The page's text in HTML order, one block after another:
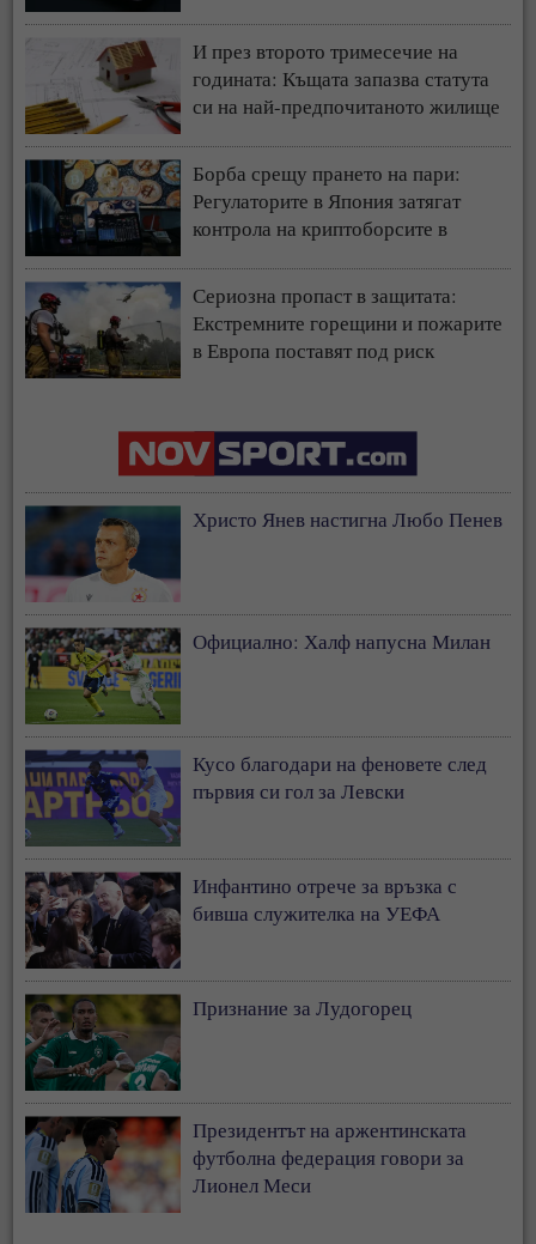
И през второто тримесечие на
годината: Къщата запазва статута
си на най-предпочитаното жилище
Борба срещу прането на пари:
Регулаторите в Япония затягат
контрола на криптоборсите в
Сериозна пропаст в защитата:
Екстремните горещини и пожарите
в Европа поставят под риск
Христо Янев настигна Любо Пенев
Официално: Халф напусна Милан
Кусо благодари на феновете след
първия си гол за Левски
Инфантино отрече за връзка с
бивша служителка на УЕФА
Признание за Лудогорец
Президентът на аржентинската
футболна федерация говори за
Лионел Меси